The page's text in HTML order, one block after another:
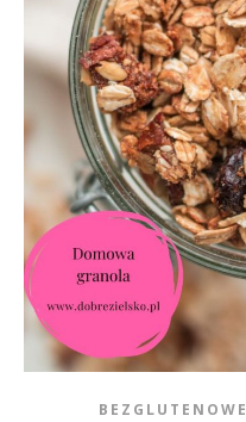
BEZGLUTENOWE